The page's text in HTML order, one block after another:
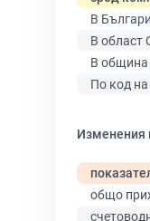
В
В област
В община
По код
Изменения
общо